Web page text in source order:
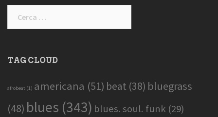
TAG CLOUD
afrobeat (1) americana (51) beat (38) bluegrass
(48) blues (343) blues. soul. funk (29)